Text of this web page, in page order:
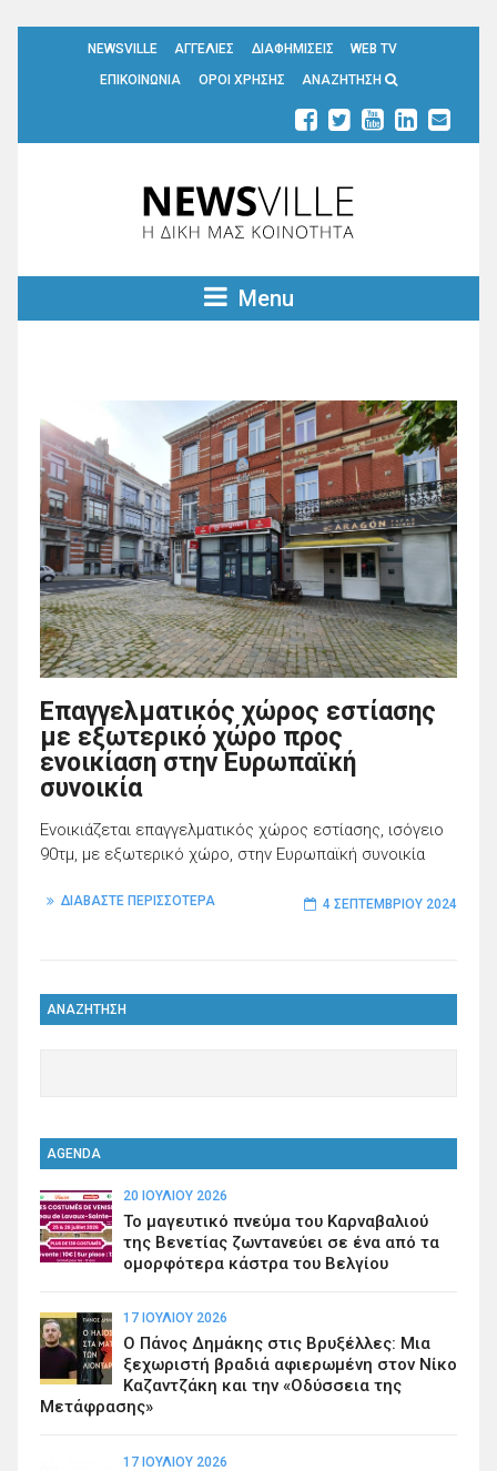
NEWSVILLE ΑΓΓΕΛΙΕΣ ΔΙΑΦΗΜΙΣΕΙΣ
WEB TV
ΕΠΙΚΟΙΝΩΝΙΑ
ΟΡΟΙ ΧΡΗΣΗΣ ΑΝΑΖΗΤΗΣΗ
Menu
Επαγγελματικός χώρος εστίασης
με εξωτερικό χώρο προς
ενοικίαση στην Ευρωπαϊκή
συνοικία
Ενοικιάζεται επαγγελματικός χώρος εστίασης, ισόγειο
90τμ, με εξωτερικό χώρο, στην Ευρωπαϊκή συνοικία
ΔΙΑΒΑΣΤΕ ΠΕΡΙΣΣΟΤΕΡΑ 4 ΣΕΠΤΕΜΒΡΊΟΥ 2024
ΑΝΑΖΗΤΗΣΗ
AGENDA
20 ΙΟΥΛΊΟΥ 2026
Το μαγευτικό πνεύμα του Καρναβαλιού
της Βενετίας ζωντανεύει σε ένα από τα
ομορφότερα κάστρα του Βελγίου
17 ΙΟΥΛΊΟΥ 2026
Ο Πάνος Δημάκης στις Βρυξέλλες: Μια
ξεχωριστή βραδιά αφιερωμένη στον Νίκο
Καζαντζάκη και την «Οδύσσεια της
Μετάφρασης»
17 ΙΟΥΛΊΟΥ 2026